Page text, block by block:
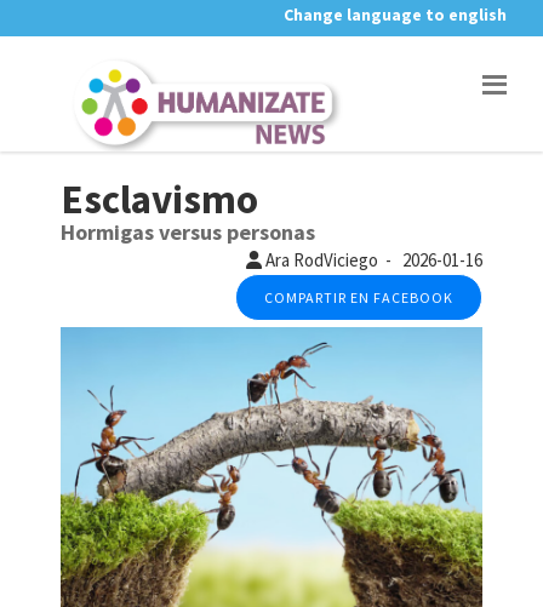
Change language to english
Esclavismo
Hormigas versus personas
Ara RodViciego - 2026-01-16
COMPARTIR EN FACEBOOK